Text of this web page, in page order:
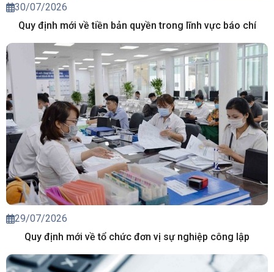
30/07/2026
Quy định mới về tiền bản quyền trong lĩnh vực báo chí
29/07/2026
Quy định mới về tổ chức đơn vị sự nghiệp công lập